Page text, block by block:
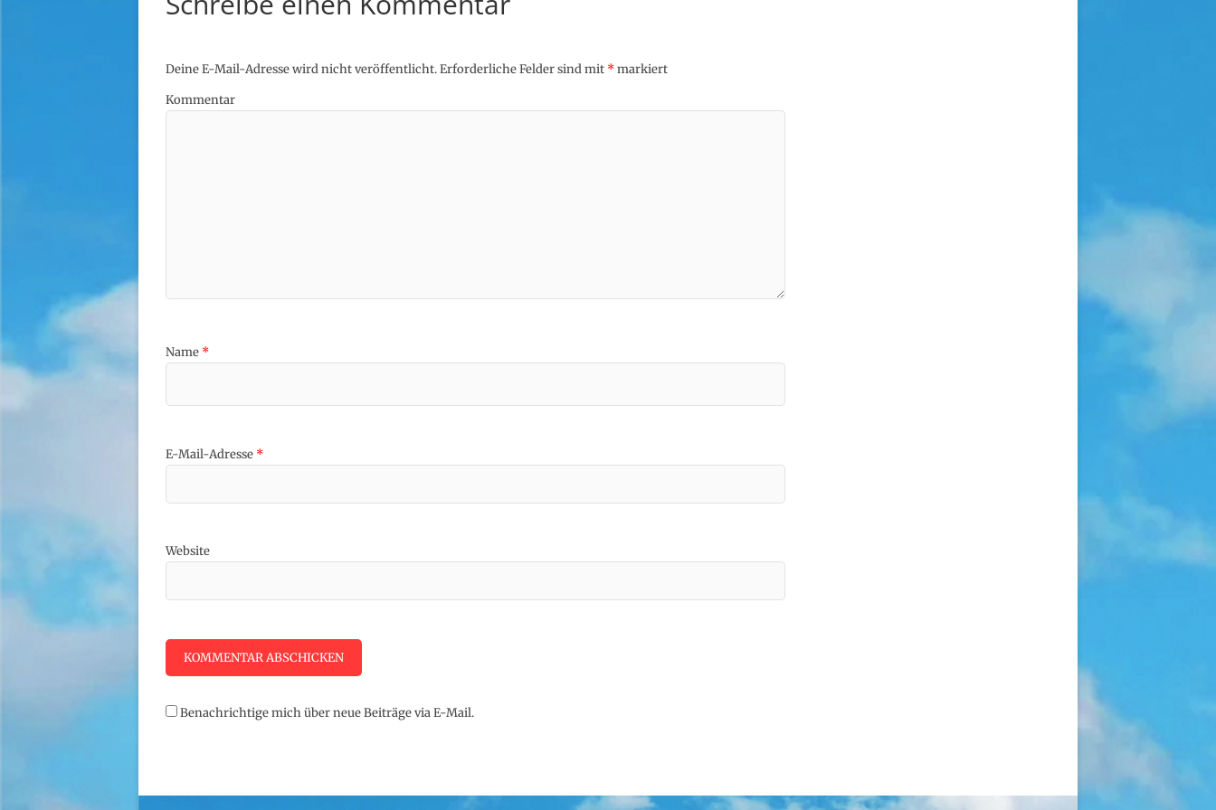
Deine E-Mail-Adresse wird nicht veröffentlicht.Erforderliche Felder sind mit *markiert
Kommentar
Name *
E-Mail-Adresse *
Website
Benachrichtige mich über neue Beiträge via E-Mail.